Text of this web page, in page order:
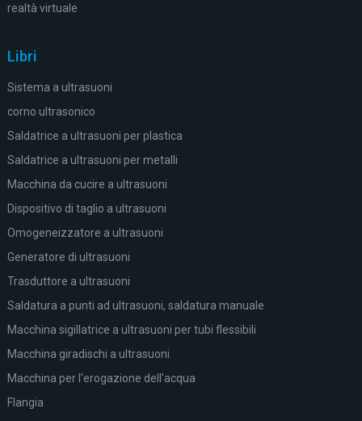
realtà virtuale
Libri
Sistema a ultrasuoni
corno ultrasonico
Saldatrice a ultrasuoni per plastica
Saldatrice a ultrasuoni per metalli
Macchina da cucire a ultrasuoni
Dispositivo di taglio a ultrasuoni
Omogeneizzatore a ultrasuoni
Generatore di ultrasuoni
Trasduttore a ultrasuoni
Saldatura a punti ad ultrasuoni, saldatura manuale
Macchina sigillatrice a ultrasuoni per tubi flessibili
Macchina giradischi a ultrasuoni
Macchina per l'erogazione dell'acqua
Flangia